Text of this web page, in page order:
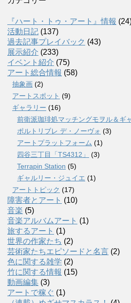
『ハート・トゥ・アート』情報
活動日記 (137)
過去記事プレイバック (43)
展示紹介 (233)
イベント紹介 (75)
アート総合情報 (58)
抽象画 (2)
アートスポット (9)
ギャラリー (16)
前衛派珈琲処マッチングモヲル＆ギ
ポルトリブレ デ・ノーヴォ (3)
アートプラットフォーム (1)
四谷三丁目「TS4312」
(3)
Terrapin Station (5)
ギャルリー・ジュイエ (1)
アートトピック (17)
障害者とアート (10)
音楽 (5)
音楽アルバムアート (1)
旅するアート (1)
世界の作家たち (2)
芸術家たちエピソードと名言 (2)
色に関する雑学 (2)
竹に関する情報 (15)
動画編集 (3)
アートで稼ぐ (1)